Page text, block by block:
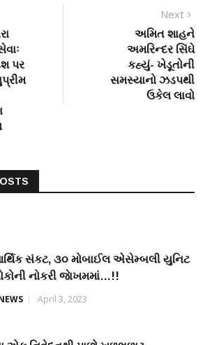
પર
Next
post:
અમિત શાહને
અમરિન્દર સિંઘે
કહ્યું- ખેડૂતોની
સમસ્યાનો ઝડપથી
ઉકેલ લાવો
સંકટ, ૩૦ મોબાઈલ એસેમ્બલી યુનિટ
નોકરી જાેખમમાં…!!
April 3, 2023